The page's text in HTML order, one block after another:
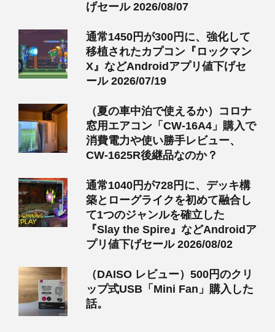
げセール 2026/08/07
通常1450円が300円に、強化して
移植されたカプコン『ロックマン
X』などAndroidアプリ値下げセ
ール 2026/07/19
（夏の車中泊で使えるか）コロナ
窓用エアコン「CW-16A4」購入で
消費電力や使い勝手レビュー、
CW-1625R後継品なのか？
通常1040円が728円に、デッキ構
築とローグライクを初めて融合し
て1つのジャンルを確立した
『Slay the Spire』などAndroidア
プリ値下げセール 2026/08/02
（DAISO レビュー）500円のクリ
ップ式USB「Mini Fan」購入した
話。